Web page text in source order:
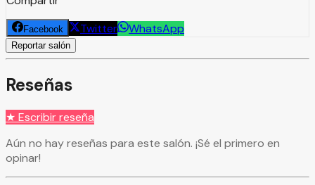
Facebook Twitter WhatsApp
Reportar salón
Reseñas
★ Escribir reseña
Aún no hay reseñas para este salón. ¡Sé el primero en
opinar!